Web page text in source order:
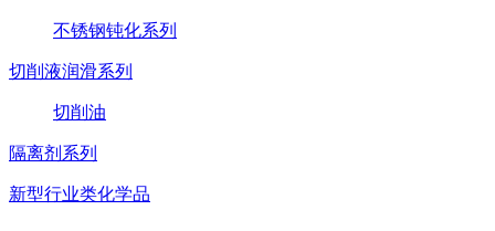
不锈钢钝化系列
切削液润滑系列
切削油
隔离剂系列
新型行业类化学品